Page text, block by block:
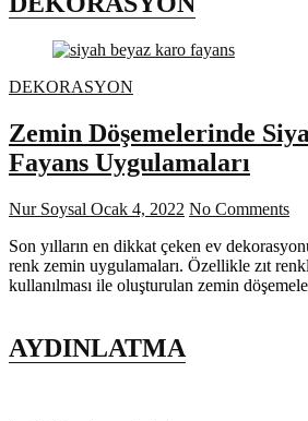
DEKORASYON
Zemin Döşemelerinde
Fayans Uygulamaları
Nur Soysal Ocak 4, 2022 No Comments
Son yılların en dikkat çeken ev
renk zemin uygulamaları. Özellikle zıt
kullanılması ile oluşturulan zemin
AYDINLATMA